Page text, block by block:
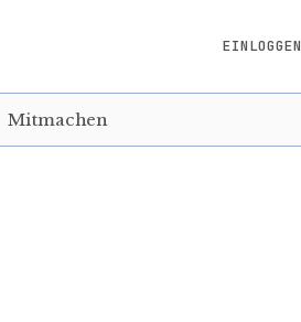
EINLOGGEN
Mitmachen